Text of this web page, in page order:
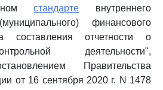
стандарте внутреннего
финансового
составления отчетности о
деятельности",
Правительства
от 16 сентября 2020 г. N 1478